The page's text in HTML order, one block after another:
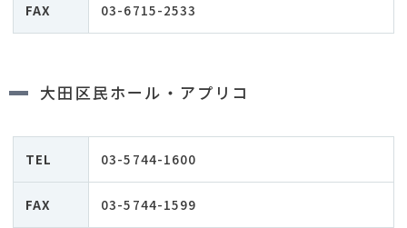
FAX 03-6715-2533
大田区民ホール・アプリコ
TEL 03-5744-1600
FAX 03-5744-1599